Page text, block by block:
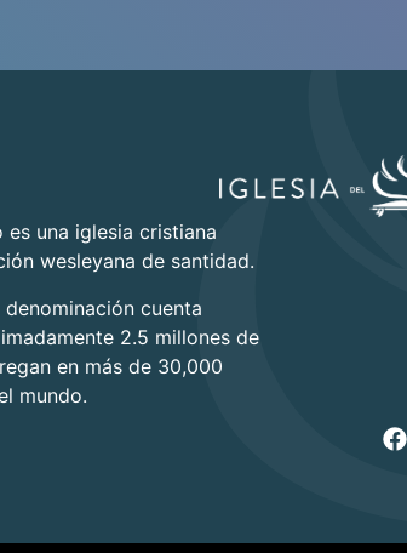
es una iglesia cristiana
wesleyana de santidad.
cuenta
2.5 millones de
en más de 30,000
mundo.